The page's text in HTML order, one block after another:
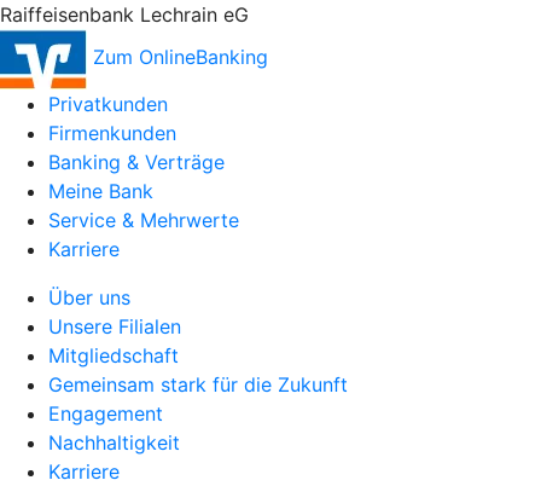
Raiffeisenbank Lechrain eG
Zum OnlineBanking
Privatkunden
Firmenkunden
Banking & Verträge
Meine Bank
Service & Mehrwerte
Karriere
Über uns
Unsere Filialen
Mitgliedschaft
Gemeinsam stark für die Zukunft
Engagement
Nachhaltigkeit
Karriere